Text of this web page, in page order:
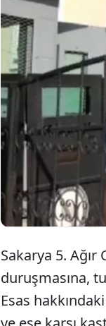
Sakarya 5.
duruşmasına,
Esas